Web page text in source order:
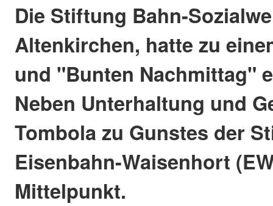
Die Stiftung Bahn-
Altenkirchen, hatte zu
und "Bunten Nachmittag"
Neben Unterhaltung und
Tombola zu Gunstes der
Eisenbahn-Waisenhort
Mittelpunkt.